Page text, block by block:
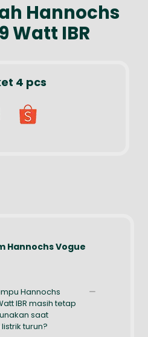
Hannochs
Watt IBR
4 pcs
Hannochs Vogue
Hannochs
IBR masih tetap
saat
turun?